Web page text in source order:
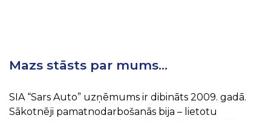
Mazs stāsts par mums…
SIA “Sars Auto” uzņēmums ir dibināts 2009. gadā.
Sākotnēji pamatnodarbošanās bija – lietotu